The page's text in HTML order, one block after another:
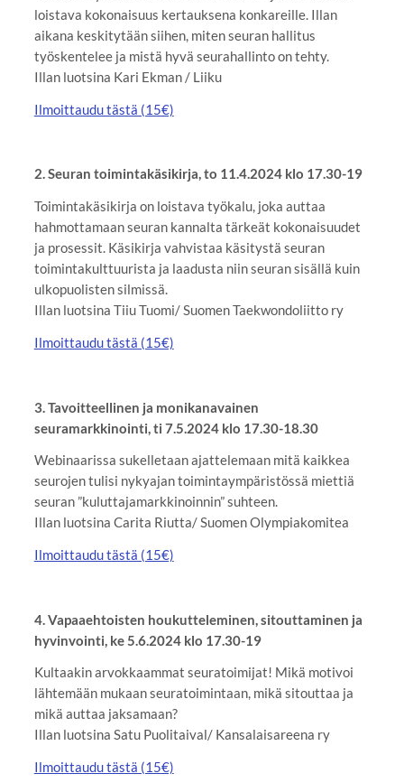
loistava kokonaisuus kertauksena konkareille. Illan
aikana keskitytään siihen, miten seuran hallitus
työskentelee ja mistä hyvä seurahallinto on tehty.
Illan luotsina Kari Ekman / Liiku
Ilmoittaudu tästä (15€)
2. Seuran toimintakäsikirja, to 11.4.2024 klo 17.30-19
Toimintakäsikirja on loistava työkalu, joka auttaa
hahmottamaan seuran kannalta tärkeät kokonaisuudet
ja prosessit. Käsikirja vahvistaa käsitystä seuran
toimintakulttuurista ja laadusta niin seuran sisällä kuin
ulkopuolisten silmissä.
Illan luotsina Tiiu Tuomi/ Suomen Taekwondoliitto ry
Ilmoittaudu tästä (15€)
3. Tavoitteellinen ja monikanavainen
seuramarkkinointi, ti 7.5.2024 klo 17.30-18.30
Webinaarissa sukelletaan ajattelemaan mitä kaikkea
seurojen tulisi nykyajan toimintaympäristössä miettiä
seuran ”kuluttajamarkkinoinnin” suhteen.
Illan luotsina Carita Riutta/ Suomen Olympiakomitea
Ilmoittaudu tästä (15€)
4. Vapaaehtoisten houkutteleminen, sitouttaminen ja
hyvinvointi, ke 5.6.2024 klo 17.30-19
Kultaakin arvokkaammat seuratoimijat! Mikä motivoi
lähtemään mukaan seuratoimintaan, mikä sitouttaa ja
mikä auttaa jaksamaan?
Illan luotsina Satu Puolitaival/ Kansalaisareena ry
Ilmoittaudu tästä (15€)